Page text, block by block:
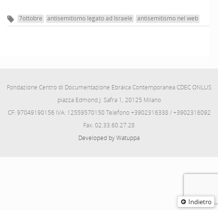
Indietro
7ottobre antisemitismo legato ad Israele antisemitismo nel web
Fondazione Centro di Documentazione Ebraica Contemporanea CDEC ONLUS
piazza Edmond J. Safra 1, 20125 Milano
CF: 97049190156 IVA: 12559570150 Telefono +3902316338 / +3902316092
Fax: 02.33.60.27.28
Developed by Watuppa